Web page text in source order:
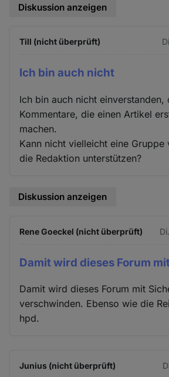
Diskussion anzeigen
Till (nicht überprüft)
Ich bin auch nicht
Ich bin auch nicht einverstanden,
Kommentare, die einen Artikel
machen.
Kann nicht vielleicht eine Gruppe
die Redaktion unterstützen?
Diskussion anzeigen
Rene Goeckel (nicht überprüft)
Damit wird dieses Forum mit
Damit wird dieses Forum mit
verschwinden. Ebenso wie die
hpd.
Junius (nicht überprüft)